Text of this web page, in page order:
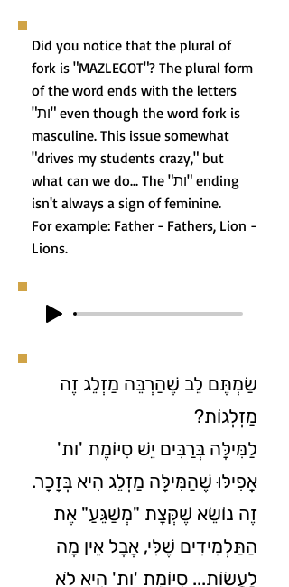
Did you notice that the plural of
fork is "MAZLEGOT"? The plural form
of the word ends with the letters
"ות" even though the word fork is
masculine. This issue somewhat
"drives my students crazy," but
what can we do... The "ות" ending
isn't always a sign of feminine.
For example: Father - Fathers, Lion -
Lions.
שַׂמְתֶּם לֵב שֶׁהַרְבֵּה מַזְלֵג זֶה
מַזְלְגוֹת?
לַמִּילָּה בְּרַבִּים יֵשׁ סִיּוֹמֶת 'ות'
אֲפִילּוּ שֶׁהַמִּילָּה מַזְלֵג הִיא בְּזָכָר.
זֶה נוֹשֵׂא שֶׁקְּצָת "מְשַׁגֵּעַ" אֶת
הַתַּלְמִידִים שֶׁלִּי, אֲבָל אֵין מָה
לַעֲשׂוֹת... סִיּוֹמֶת 'ות' הִיא לֹא